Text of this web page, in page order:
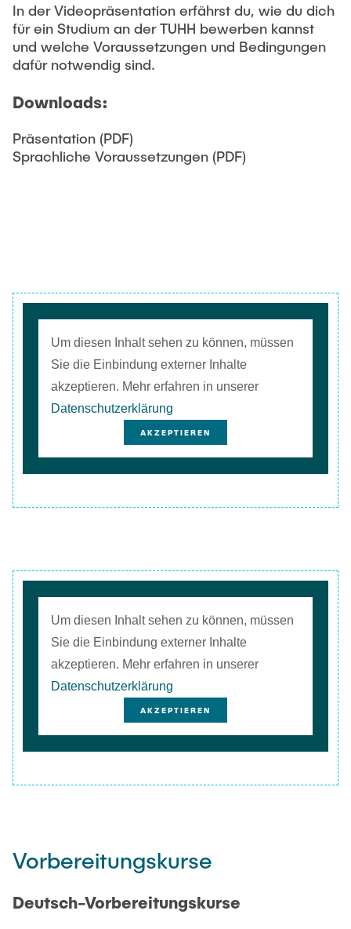
In der Videopräsentation erfährst du, wie du dich
für ein Studium an der TUHH bewerben kannst
und welche Voraussetzungen und Bedingungen
dafür notwendig sind.
Downloads:
Präsentation (PDF)
Sprachliche Voraussetzungen (PDF)
Um diesen Inhalt sehen zu können, müssen
Sie die Einbindung externer Inhalte
akzeptieren. Mehr erfahren in unserer
Datenschutzerklärung
AKZEPTIEREN
Um diesen Inhalt sehen zu können, müssen
Sie die Einbindung externer Inhalte
akzeptieren. Mehr erfahren in unserer
Datenschutzerklärung
AKZEPTIEREN
Vorbereitungskurse
Deutsch-Vorbereitungskurse